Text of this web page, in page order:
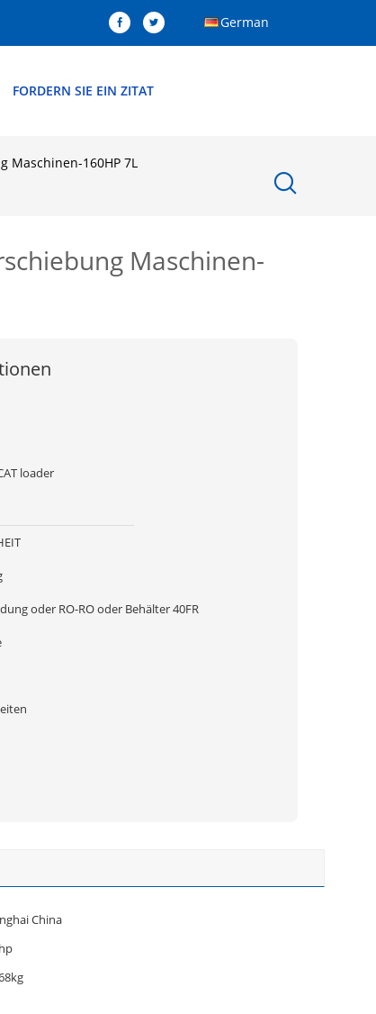
German
FORDERN SIE EIN ZITAT
Maschinen-160HP 7L
Maschinen-
loader
oder RO-RO oder Behälter 40FR
China